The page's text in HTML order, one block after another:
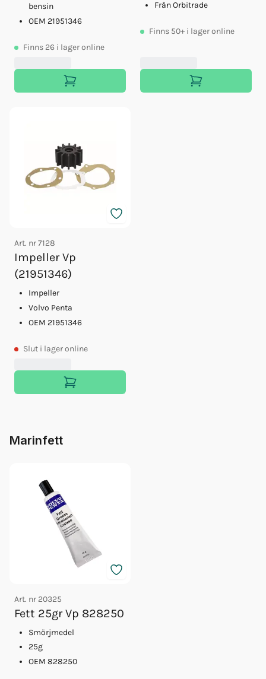
bensin
OEM 21951346
Finns 26 i lager online
Från Orbitrade
Finns 50+ i lager online
Art. nr7128
Impeller Vp
(21951346)
Impeller
Volvo Penta
OEM 21951346
Slut i lager online
Marinfett
Art. nr 20325
Fett 25gr Vp 828250
Smörjmedel
25g
OEM 828250